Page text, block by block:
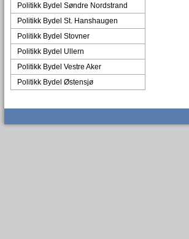
Politikk Bydel Søndre Nordstrand
Politikk Bydel St. Hanshaugen
Politikk Bydel Stovner
Politikk Bydel Ullern
Politikk Bydel Vestre Aker
Politikk Bydel Østensjø